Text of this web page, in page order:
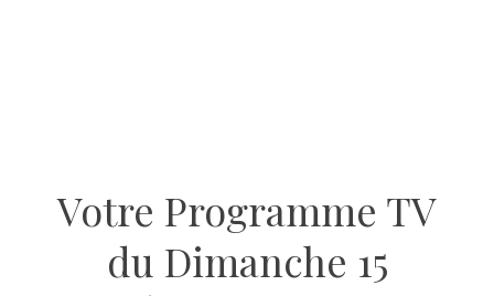
Votre Programme TV
du Dimanche 15